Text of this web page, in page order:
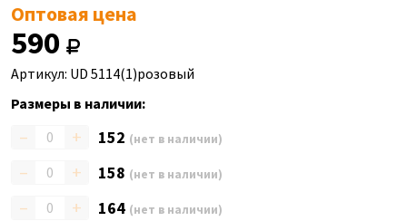
Оптовая цена
590
Артикул: UD 5114(1)розовый
Размеры в наличии:
– + 152 (нет в наличии)
– + 158 (нет в наличии)
– + 164 (нет в наличии)